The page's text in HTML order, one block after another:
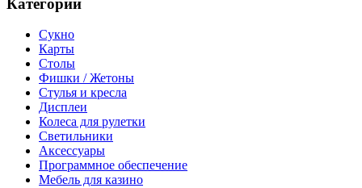
Категории
Сукно
Карты
Столы
Фишки / Жетоны
Стулья и кресла
Дисплеи
Колеса для рулетки
Светильники
Аксессуары
Программное обеспечение
Мебель для казино